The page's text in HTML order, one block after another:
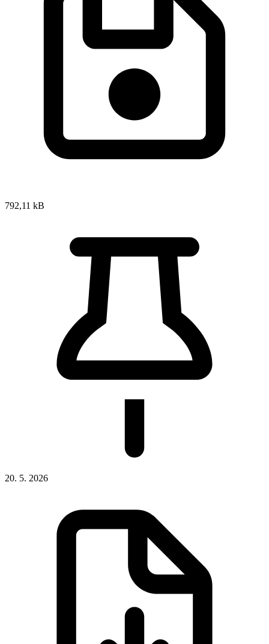
792,11 kB
20. 5. 2026